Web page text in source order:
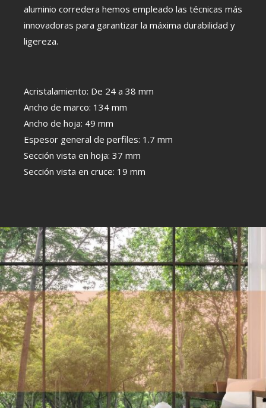
aluminio corredera hemos empleado las técnicas más
innovadoras para garantizar la máxima durabilidad y
ligereza.
Acristalamiento: De 24 a 38 mm
Ancho de marco: 134 mm
Ancho de hoja: 49 mm
Espesor general de perfiles: 1.7 mm
Sección vista en hoja: 37 mm
Sección vista en cruce: 19 mm